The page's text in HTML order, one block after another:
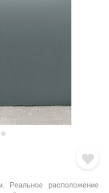
Реальное расположение